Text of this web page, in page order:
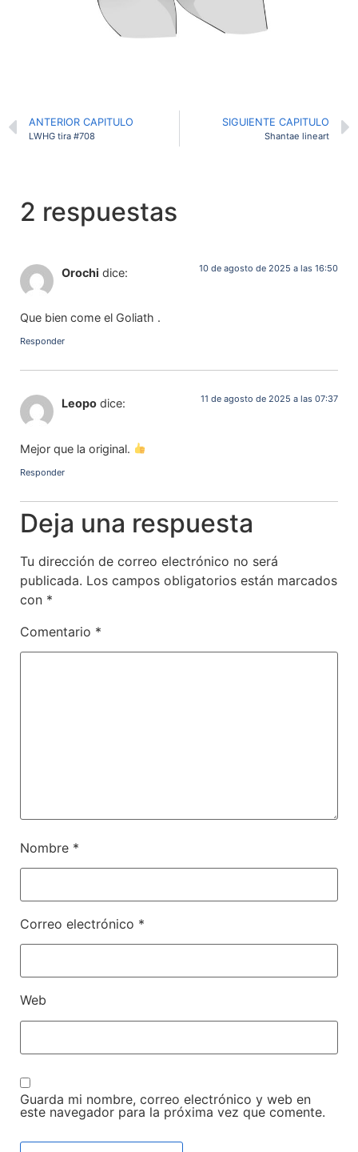
ANTERIOR CAPITULO
LWHG tira #708
SIGUIENTE CAPITULO
Shantae lineart
2 respuestas
Orochi dice: 10 de agosto de 2025 a las 16:50
Que bien come el Goliath .
Responder
Leopo dice: 11 de agosto de 2025 a las 07:37
Mejor que la original.
Responder
Deja una respuesta
Tu dirección de correo electrónico no será
publicada. Los campos obligatorios están marcados
con *
Comentario *
Nombre *
Correo electrónico *
Web
Guarda mi nombre, correo electrónico y web en
este navegador para la próxima vez que comente.